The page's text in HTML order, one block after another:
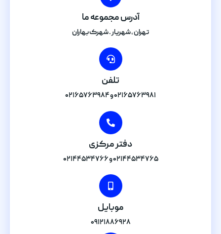
آدرس مجموعه ما
تهران , شهریار . شهرک بهاران
تلفن
۰۲۱۶۵۷۶۳۹۸۱ و ۰۲۱۶۵۷۶۳۹۸۴
دفتر مرکزی
۰۲۱۴۴۵۳۴۷۶۵ و ۰۲۱۴۴۵۳۴۷۶۶
موبایل
۰۹۱۲۱۸۸۶۹۲۸